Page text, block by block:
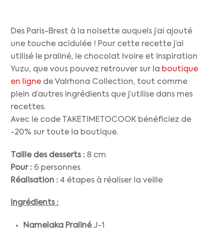
Des Paris-Brest à la noisette auquels j’ai ajouté
une touche acidulée ! Pour cette recette j’ai
utilisé le praliné, le chocolat Ivoire et inspiration
Yuzu, que vous pouvez retrouver sur la boutique
en ligne de Valrhona Collection, tout comme
plein d’autres ingrédients que j’utilise dans mes
recettes.
Avec le code TAKETIMETOCOOK bénéficiez de
-20% sur toute la boutique.
Taille des desserts : 8 cm
Pour : 6 personnes
Réalisation : 4 étapes à réaliser la veille
Ingrédients :
Namelaka PralinéJ-1